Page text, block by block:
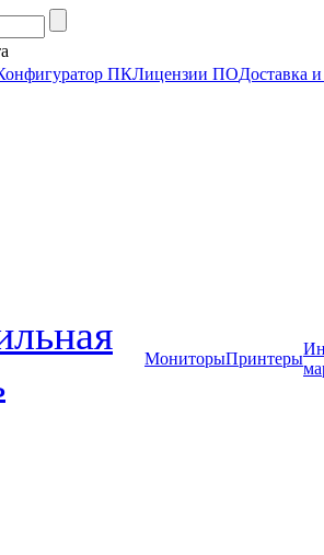
ПКЛицензии ПОДоставка
МониторыПринтеры